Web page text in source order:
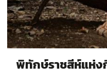
พิทักษ์ราชสีห์แห่ง